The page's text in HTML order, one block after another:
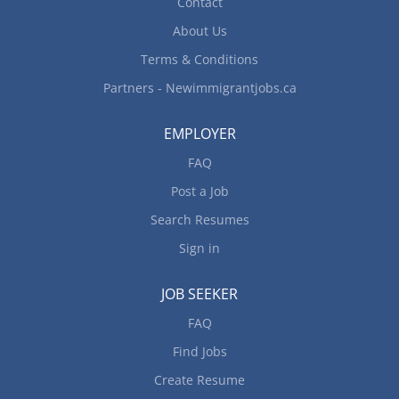
About Us
Terms & Conditions
Partners - Newimmigrantjobs.ca
EMPLOYER
FAQ
Post a Job
Search Resumes
Sign in
JOB SEEKER
FAQ
Find Jobs
Create Resume